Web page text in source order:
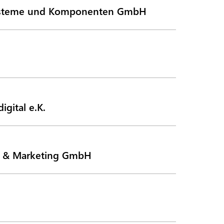
und Komponenten GmbH
e.K.
Marketing GmbH